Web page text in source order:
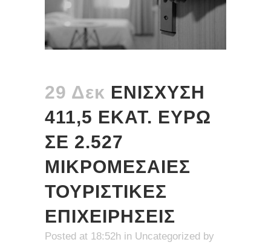
29 Δεκ ΕΝΙΣΧΥΣΗ
411,5 ΕΚΑΤ. ΕΥΡΩ
ΣΕ 2.527
ΜΙΚΡΟΜΕΣΑΙΕΣ
ΤΟΥΡΙΣΤΙΚΕΣ
ΕΠΙΧΕΙΡΗΣΕΙΣ
Posted at 18:52h in Uncategorized by